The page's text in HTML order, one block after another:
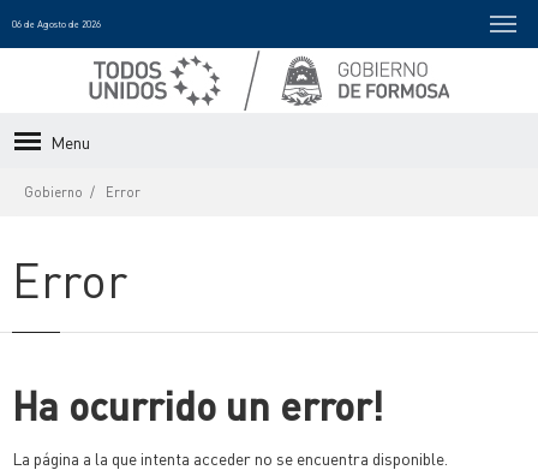
06 de Agosto de 2026
Menu
Gobierno Error
Error
Ha ocurrido un error!
La página a la que intenta acceder no se encuentra disponible.